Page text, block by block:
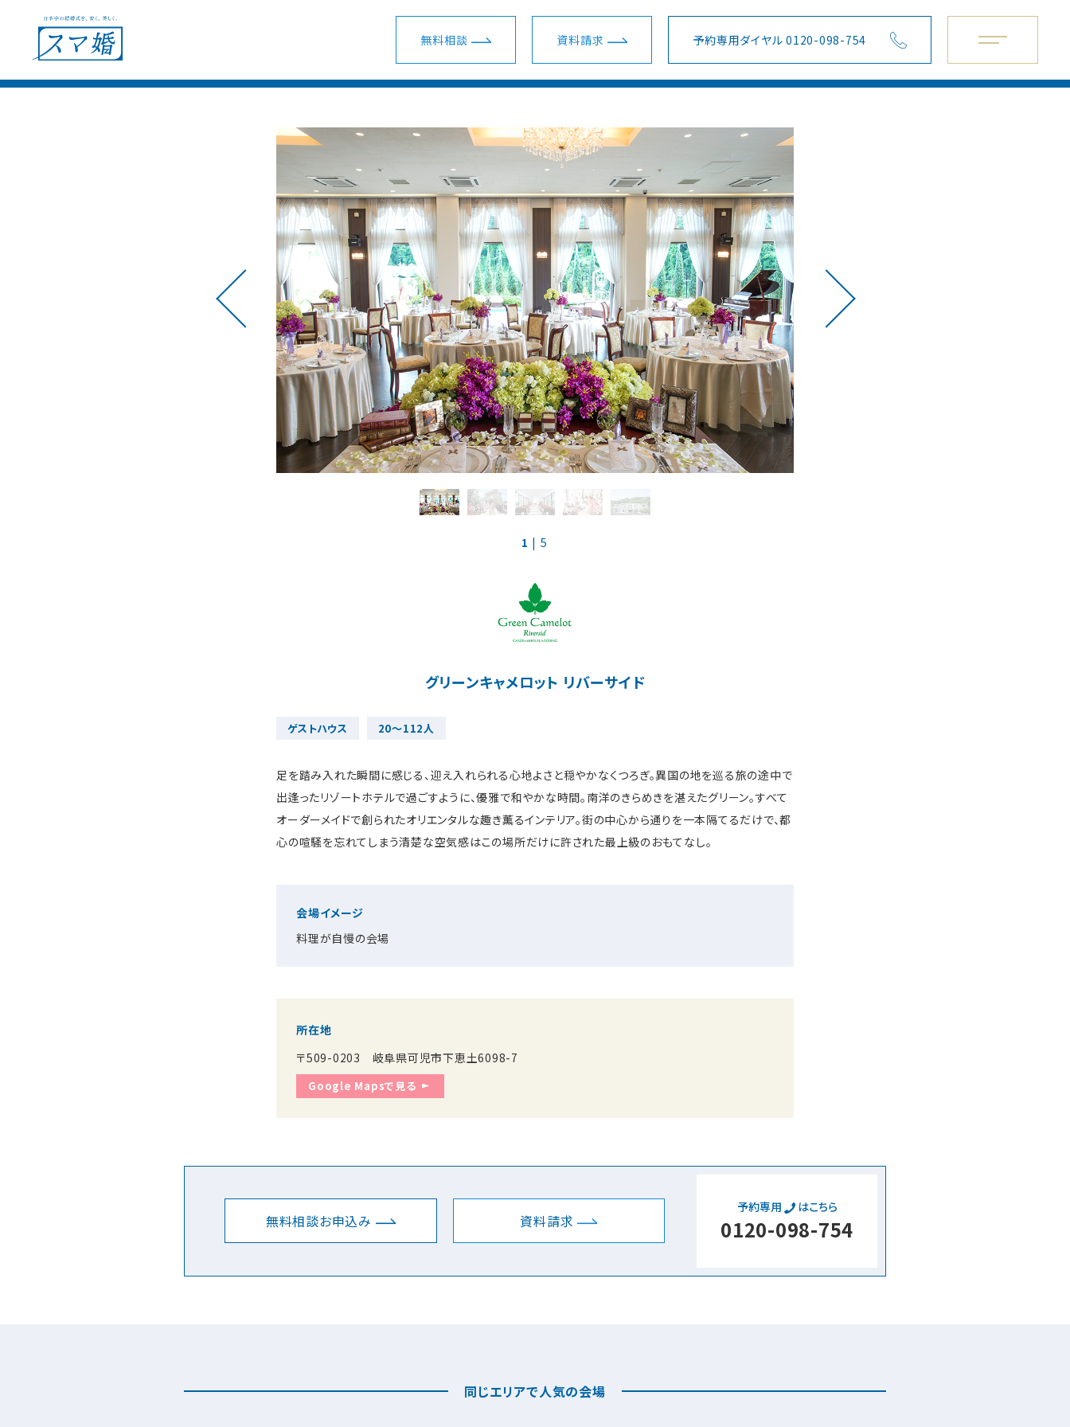
無料相談 資料請求 予約専用ダイヤル 0120-098-754
ウェディングプラン ショールーム・サロン 会場を探す
会場別見積例 装花・ドレス・料理
フェア＆キャンペーン 安さの秘密
ウェディングレポート 結婚準備ガイド
予約専用ダイヤル 0120-098-754
ウェディングプラン一覧
スマ婚 挙式＋披露宴
スマ婚少人数挙式
スマ婚フォト＋挙式
スマ婚会費制パーティー
スマ婚二次会
ショールーム・サロン一覧
新宿ショールーム
名古屋ショールーム
梅田ショールーム
横浜サロン
大宮サロン
京都サロン
神戸サロン
会場一覧
東海
関西
地方主要都市
コラボ式場
海外リゾート
1 | 5
グリーンキャメロット リバーサイド
ゲストハウス 20～112人
足を踏み入れた瞬間に感じる、迎え入れられる心地よさと穏やかなくつろぎ。異国の地を巡る旅の途中で
出逢ったリゾートホテルで過ごすように、優雅で和やかな時間。南洋のきらめきを湛えたグリーン。すべて
オーダーメイドで創られたオリエンタルな趣き薫るインテリア。街の中心から通りを一本隔てるだけで、都
心の喧騒を忘れてしまう清楚な空気感はこの場所だけに許された最上級のおもてなし。
会場イメージ
料理が自慢の会場
所在地
〒509-0203 岐阜県可児市下恵土6098-7
Google Mapsで見る
無料相談お申込み 資料請求
予約専用 はこちら
0120-098-754
同じエリアで人気の会場